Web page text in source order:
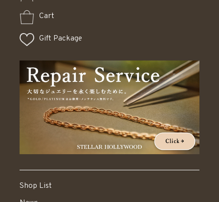
Cart
Gift Package
Shop List